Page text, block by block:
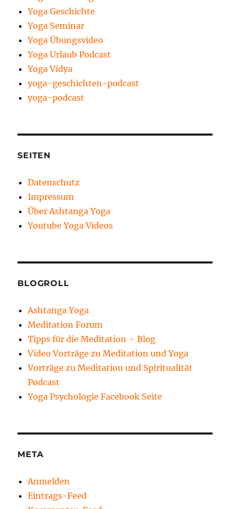
Yoga Geschichte
Yoga Seminar
Yoga Übungsvideo
Yoga Urlaub Podcast
Yoga Vidya
yoga-geschichten-podcast
yoga-podcast
SEITEN
Datenschutz
Impressum
Über Ashtanga Yoga
Youtube Yoga Videos
BLOGROLL
Ashtanga Yoga
Meditation Forum
Tipps für die Meditation – Blog
Video Vorträge zu Meditation und Yoga
Vorträge zu Meditation und Spiritualität
Podcast
Yoga Psychologie Facebook Seite
META
Anmelden
Eintrags-Feed